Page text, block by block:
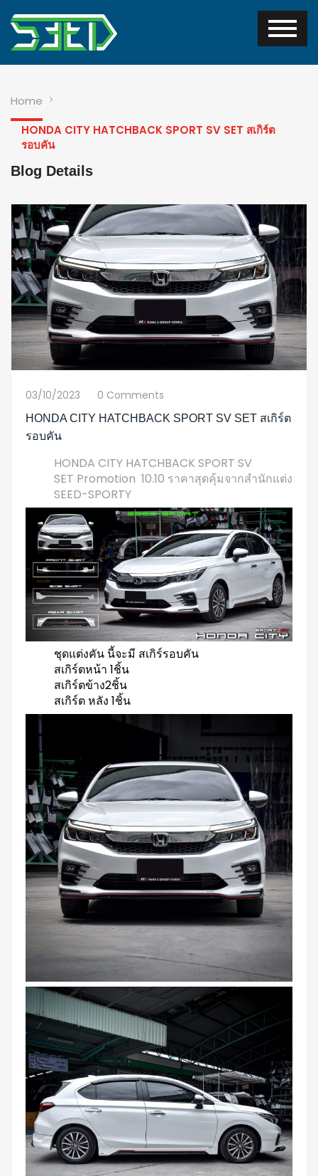
Home
HONDA CITY HATCHBACK SPORT SV SET สเกิร์ต
รอบคัน
Blog Details
03/10/2023 0 Comments
HONDA CITY HATCHBACK SPORT SV SET สเกิร์ต
รอบคัน
HONDA CITY HATCHBACK SPORT SV
SET Promotion 10.10 ราคาสุดคุ้มจากสำนักแต่ง
SEED-SPORTY
ชุดแต่งคัน นี้จะมี สเกิร์รอบคัน
สเกิร์ตหน้า 1ชิ้น
สเกิร์ตข้าง2ชิ้น
สเกิร์ต หลัง 1ชิ้น